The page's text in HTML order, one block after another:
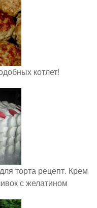
котлет!
торта рецепт. Крем
с желатином